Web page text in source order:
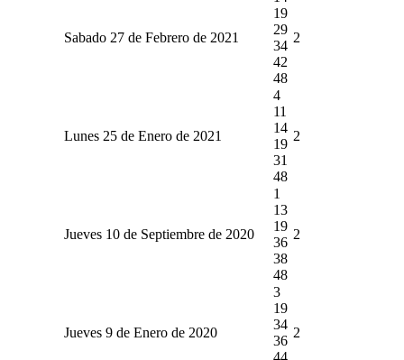
Sabado 27 de Febrero de 2021
19
29
34
42
48
2
Lunes 25 de Enero de 2021
4
11
14
19
31
48
2
Jueves 10 de Septiembre de 2020
1
13
19
36
38
48
2
Jueves 9 de Enero de 2020
3
19
34
36
44
2